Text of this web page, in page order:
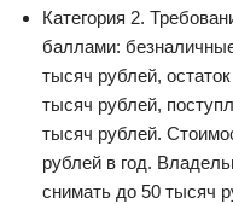
Категория 2.
баллами:
тысяч рублей,
тысяч рублей,
тысяч рублей.
рублей в год.
снимать до 50 тысяч